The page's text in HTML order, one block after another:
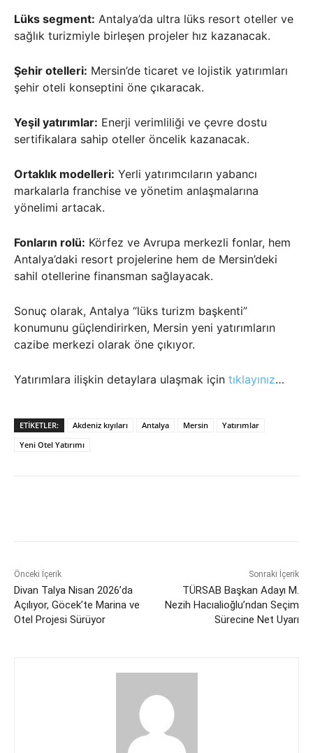
Lüks segment: Antalya’da ultra lüks resort oteller ve
sağlık turizmiyle birleşen projeler hız kazanacak.
Şehir otelleri: Mersin’de ticaret ve lojistik yatırımları
şehir oteli konseptini öne çıkaracak.
Yeşil yatırımlar: Enerji verimliliği ve çevre dostu
sertifikalara sahip oteller öncelik kazanacak.
Ortaklık modelleri: Yerli yatırımcıların yabancı
markalarla franchise ve yönetim anlaşmalarına
yönelimi artacak.
Fonların rolü: Körfez ve Avrupa merkezli fonlar, hem
Antalya’daki resort projelerine hem de Mersin’deki
sahil otellerine finansman sağlayacak.
Sonuç olarak, Antalya “lüks turizm başkenti”
konumunu güçlendirirken, Mersin yeni yatırımların
cazibe merkezi olarak öne çıkıyor.
Yatırımlara ilişkin detaylara ulaşmak için tıklayınız…
ETIKETLER: Akdeniz kıyıları Antalya Mersin
Yatırımlar
Yeni Otel Yatırımı
Önceki İçerik
Divan Talya Nisan 2026’da
Açılıyor, Göcek’te Marina ve
Otel Projesi Sürüyor
Sonraki İçerik
TÜRSAB Başkan Adayı M.
Nezih Hacıalioğlu’ndan Seçim
Sürecine Net Uyarı